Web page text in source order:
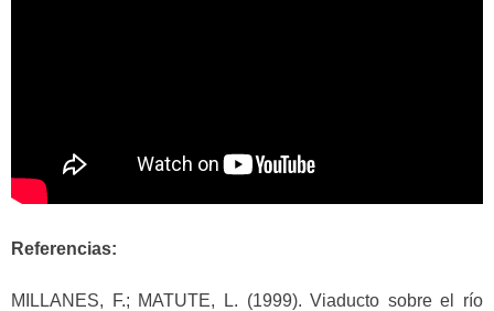
Referencias:
MILLANES, F.; MATUTE, L. (1999). Viaducto sobre el río